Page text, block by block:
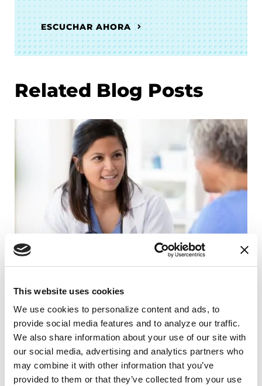
This website uses cookies
We use cookies to personalize content and ads, to
provide social media features and to analyze our traffic.
We also share information about your use of our site with
our social media, advertising and analytics partners who
may combine it with other information that you’ve
provided to them or that they’ve collected from your use
ESCUCHAR AHORA
Related Blog Posts
TIPS FOR DAILY LIVING
Respondiendo a las principales preguntas
de los cuidadores sobre la salud mental
LEER AHORA